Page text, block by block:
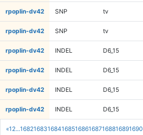
«1 2...168216831684168516861687168816891690
rpoplin-dv42 SNP tv
rpoplin-dv42 SNP tv
rpoplin-dv42 INDEL D6_15
rpoplin-dv42 INDEL D6_15
rpoplin-dv42 INDEL D6_15
rpoplin-dv42 INDEL D6_15